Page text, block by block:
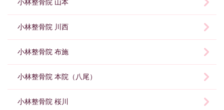
小林整骨院 山本
小林整骨院 川西
小林整骨院 布施
小林整骨院 本院（八尾）
小林整骨院 桜川